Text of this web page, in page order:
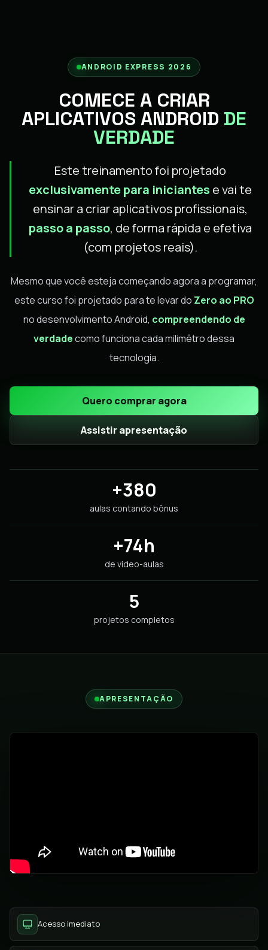
ANDROID EXPRESS 2026
COMECE A CRIAR
APLICATIVOS ANDROID DE
VERDADE
Este treinamento foi projetado
exclusivamente para iniciantes e vai te
ensinar a criar aplicativos profissionais,
passo a passo, de forma rápida e efetiva
(com projetos reais).
Mesmo que você esteja começando agora a programar,
este curso foi projetado para te levar do Zero ao PRO
no desenvolvimento Android, compreendendo de
verdadecomo funciona cada milimêtro dessa
tecnologia.
Quero comprar agora
Assistir apresentação
+380
aulas contando bônus
+74h
de video-aulas
5
projetos completos
APRESENTAÇÃO
Acesso imediato